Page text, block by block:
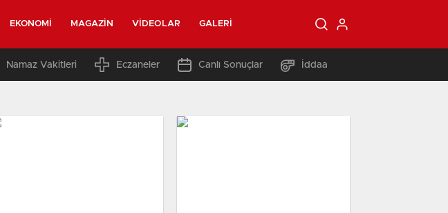
EKONOMI MAGAZIN VIDEOLAR GALERI
Namaz Vakitleri Eczaneler Canlı Sonuçlar İddaa